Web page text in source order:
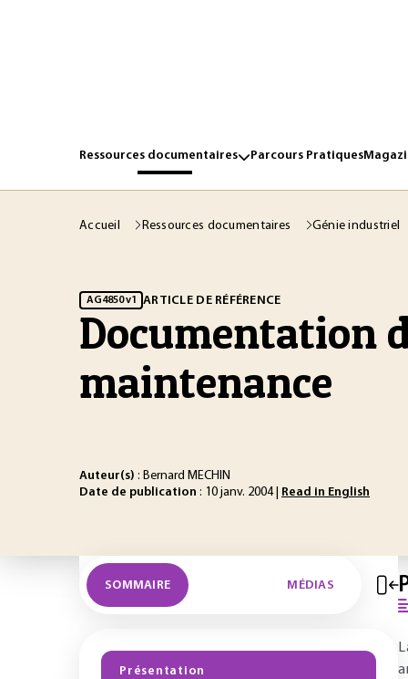
Ressources documentaires Parcours Pratiques
Accueil Ressources documentaires Génie industriel
AG4850 v1 ARTICLE DE RÉFÉRENCE
Documentation
maintenance
Auteur(s) : Bernard MECHIN
Date de publication : 10 janv. 2004 | Read in English
SOMMAIRE MÉDIAS
Présentation